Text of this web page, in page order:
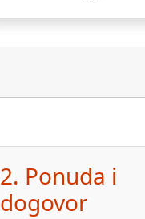
2. Ponuda i
dogovor